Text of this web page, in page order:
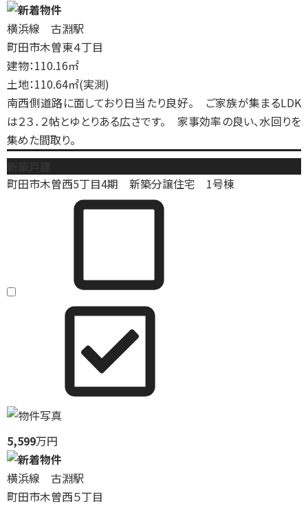
横浜線 古淵駅
町田市木曽東４丁目
建物：110.16㎡
土地：110.64㎡(実測)
南西側道路に面しており日当たり良好。 ご家族が集まるLDK
は２３．２帖とゆとりある広さです。 家事効率の良い、水回りを
集めた間取り。
町田市木曽西5丁目4期 新築分譲住宅 1号棟
5,599万円
横浜線 古淵駅
町田市木曽西５丁目